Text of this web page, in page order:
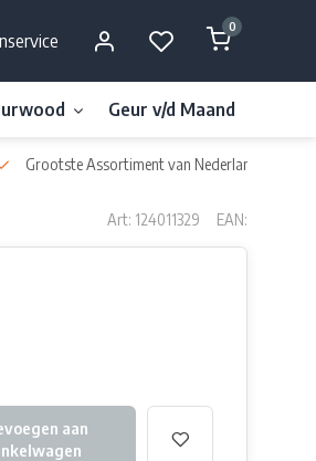
0
Geur v/d Maand
Grootste Assortiment van Nederland & België
Art: 124011329 EAN:
aan